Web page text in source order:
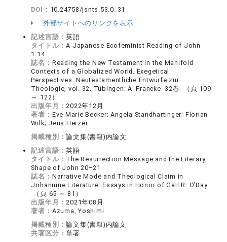
DOI： 10.24758/jsnts.53.0_31
外部サイトへのリンクを表示
記述言語：英語
タイトル：A Japanese Ecofeminist Reading of John
1:14
誌名： Reading the New Testament in the Manifold
Contexts of a Globalized World. Exegetical
Perspectives. Neutestamentliche Entwürfe zur
Theologie, vol. 32. Tübingen: A. Francke 32巻 （頁 109
～ 122）
出版年月： 2022年12月
著者： Eve-Marie Becker; Angela Standhartinger; Florian
Wilk; Jens Herzer.
掲載種別：論文集(書籍)内論文
記述言語：英語
タイトル： The Resurrection Message and the Literary
Shape of John 20–21
誌名： Narrative Mode and Theological Claim in
Johannine Literature: Essays in Honor of Gail R. O’Day
（頁 65 ～ 81）
出版年月： 2021年08月
著者： Azuma, Yoshimi
掲載種別：論文集(書籍)内論文
共著区分：単著